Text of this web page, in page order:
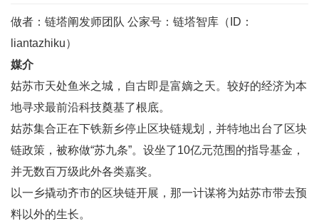
做者：链塔阐发师团队 公家号：链塔智库（ID：
liantazhiku）
媒介
姑苏市天处鱼米之城，自古即是富嫡之天。较好的经济为本
地寻求最前沿科技奠基了根底。
姑苏集合正在下铁新乡停止区块链规划，并特地出台了区块
链政策，被称做“苏九条”。设坐了10亿元范围的指导基金，
并无数百万级此外各类嘉奖。
以一乡撬动齐市的区块链开展，那一计谋将为姑苏市带去预
料以外的生长。